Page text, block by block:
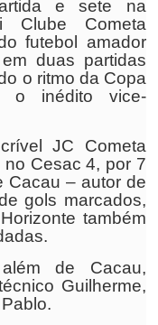
e sete na
Clube Cometa
futebol amador
duas partidas
o ritmo da Copa
o inédito vice-
JC Cometa
Cesac 4, por 7
Cacau – autor de
gols marcados,
também
de Cacau,
Guilherme,